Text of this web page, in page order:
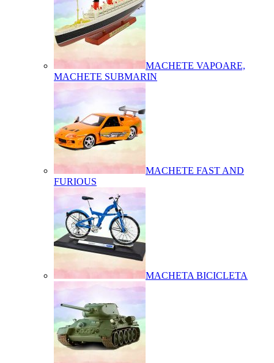
MACHETE VAPOARE,
MACHETE SUBMARIN
MACHETE FAST AND
FURIOUS
MACHETA BICICLETA